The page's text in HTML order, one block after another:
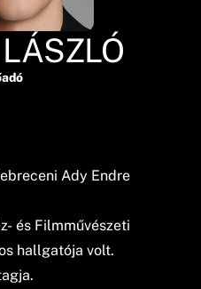
Ady Endre
és Filmművészeti
hallgatója volt.